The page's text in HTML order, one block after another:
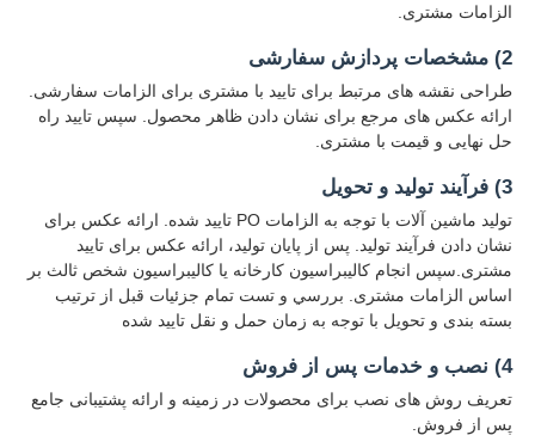
الزامات مشتری.
2) مشخصات پردازش سفارشی
طراحی نقشه های مرتبط برای تایید با مشتری برای الزامات سفارشی.
ارائه عکس های مرجع برای نشان دادن ظاهر محصول. سپس تایید راه
حل نهایی و قیمت با مشتری.
3) فرآیند تولید و تحویل
تولید ماشین آلات با توجه به الزامات PO تایید شده. ارائه عکس برای
نشان دادن فرآیند تولید. پس از پایان تولید، ارائه عکس برای تایید
مشتری.سپس انجام کالیبراسیون کارخانه یا کالیبراسیون شخص ثالث بر
اساس الزامات مشتری. بررسي و تست تمام جزئیات قبل از ترتيب
بسته بندی و تحویل با توجه به زمان حمل و نقل تایید شده
4) نصب و خدمات پس از فروش
تعریف روش های نصب برای محصولات در زمینه و ارائه پشتیبانی جامع
پس از فروش.